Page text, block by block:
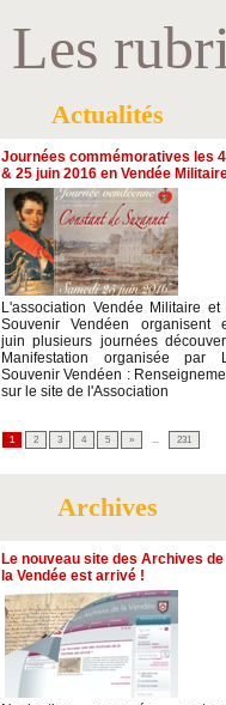
Les
Actualités
Journées commémoratives les 4
& 25 juin 2016 en Vendée
L'association Vendée Militaire et
Souvenir Vendéen organisent
juin plusieurs journées
Manifestation organisée par
Souvenir Vendéen :
sur le site de l'Association
1 2 3 4 5 » 231
Archives
Le nouveau site des Archives de
la Vendée est arrivé !